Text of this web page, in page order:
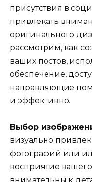
присутствия в
привлекать
оригинального
рассмотрим, как
ваших постов,
обеспечение,
направляющие
и эффективно.
Выбор
визуально
фотографий или
восприятие вашего
внимательны к